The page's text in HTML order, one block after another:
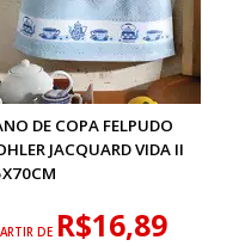
DE COPA FELPUDO
JACQUARD VIDA II
DE R$16,89